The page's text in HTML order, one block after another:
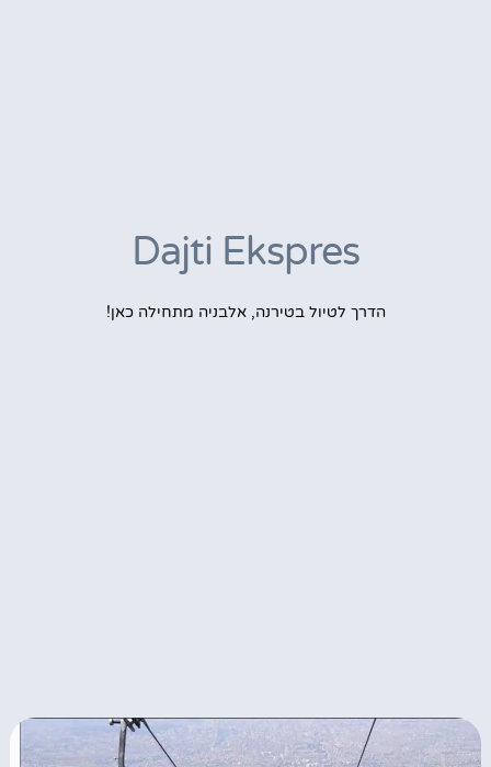
Dajti Ekspres
הדרך לטיול בטירנה, אלבניה מתחילה כאן!